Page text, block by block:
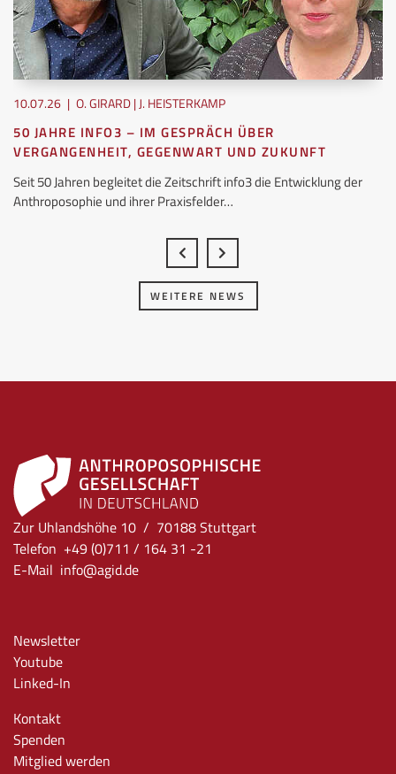
10.07.26 | O. GIRARD | J. HEISTERKAMP
50 JAHRE INFO3 – IM GESPRÄCH ÜBER
VERGANGENHEIT, GEGENWART UND ZUKUNFT
Seit 50 Jahren begleitet die Zeitschrift info3 die Entwicklung der
Anthroposophie und ihrer Praxisfelder…
WEITERE NEWS
Zur Uhlandshöhe 10 / 70188 Stuttgart
Telefon +49 (0)711 / 164 31 -21
E-Mail info@agid.de
Newsletter
Youtube
Linked-In
Kontakt
Spenden
Mitglied werden